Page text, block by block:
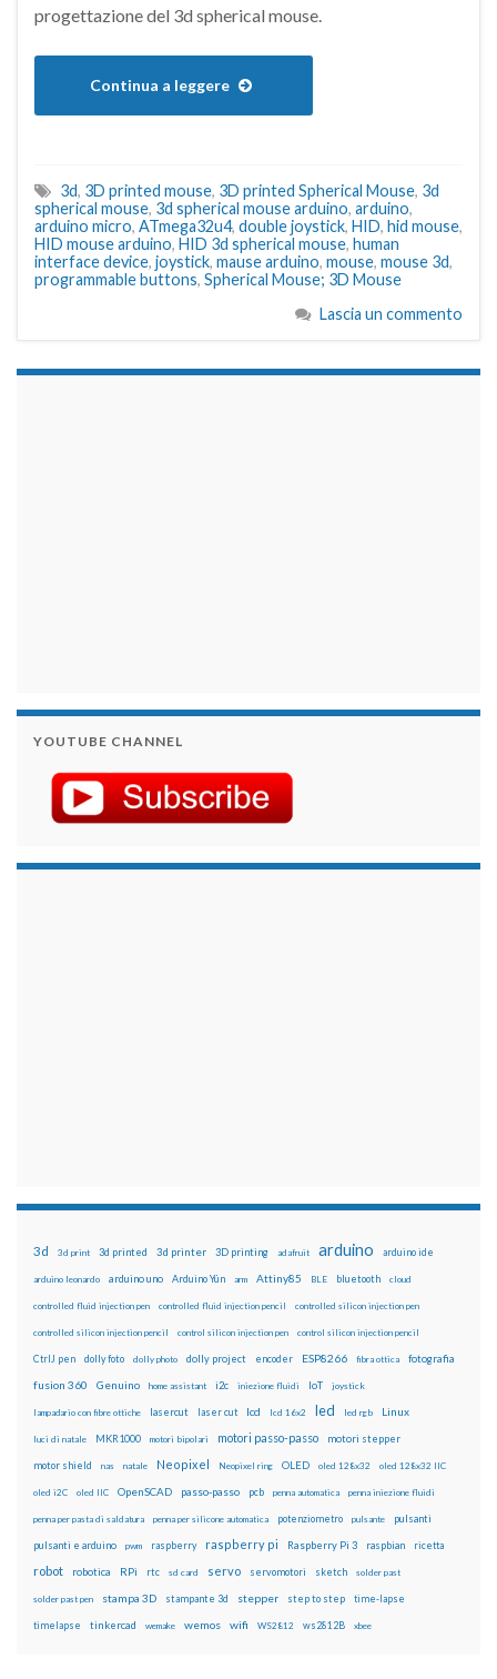
progettazione del 3d spherical mouse.
Continua a leggere
3d, 3D printed mouse, 3D printed Spherical Mouse, 3d
spherical mouse, 3d spherical mouse arduino, arduino,
arduino micro, ATmega32u4, double joystick, HID, hid mouse,
HID mouse arduino, HID 3d spherical mouse, human
interface device, joystick, mause arduino, mouse, mouse 3d,
programmable buttons, Spherical Mouse; 3D Mouse
Lascia un commento
YOUTUBE CHANNEL
3d 3d print 3d printed 3d printer 3D printing adafruit arduino arduino ide
arduino leonardo arduino uno Arduino Yún arm Attiny85 BLE bluetooth cloud
controlled fluid injection pen controlled fluid injection pencil controlled silicon injection pen
controlled silicon injection pencil control silicon injection pen control silicon injection pencil
CtrlJ pen dolly foto dolly photo dolly project encoder ESP8266 fibra ottica fotografia
fusion 360 Genuino home assistant i2c iniezione fluidi IoT joystick
lampadario con fibre ottiche lasercut laser cut lcd lcd 16x2 led led rgb Linux
luci di natale MKR1000 motori bipolari motori passo-passo motori stepper
motor shield nas natale Neopixel Neopixel ring OLED oled 128x32 oled 128x32 IIC
oled i2C oled IIC OpenSCAD passo-passo pcb penna automatica penna iniezione fluidi
penna per pasta di saldatura penna per silicone automatica potenziometro pulsante pulsanti
pulsanti e arduino pwm raspberry raspberry pi Raspberry Pi 3 raspbian ricetta
robot robotica RPi rtc sd card servo servomotori sketch solder past
solder past pen stampa 3D stampante 3d stepper step to step time-lapse
timelapse tinkercad wemake wemos wifi WS2812 ws2812B xbee